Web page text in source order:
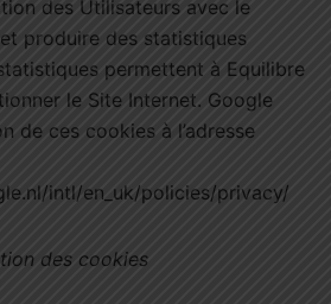
des Utilisateurs avec le
produire des statistiques
permettent à Equilibre
le Site Internet. Google
de ces cookies à l’adresse
intl/en_uk/policies/privacy/
des cookies